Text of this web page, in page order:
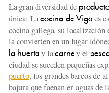
La gran diversidad de
única: Lacocina de Vigoes
cocina gallega, su localización
la convierten en un lugar
la huertay lacarney el
ciudad se suceden pequeñas
puerto, los grandes barcos de
bajura que faenan en aguas de